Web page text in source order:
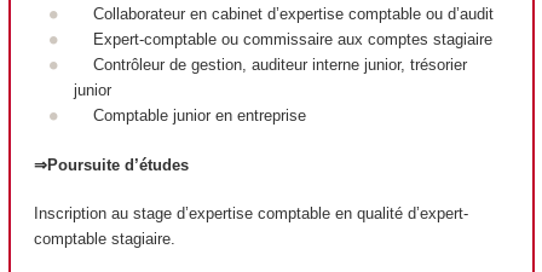
Collaborateur en cabinet d’expertise comptable ou d’audit
Expert-comptable ou commissaire aux comptes stagiaire
Contrôleur de gestion, auditeur interne junior, trésorier
junior
Comptable junior en entreprise
⇒Poursuite d’études
Inscription au stage d’expertise comptable en qualité d’expert-
comptable stagiaire.